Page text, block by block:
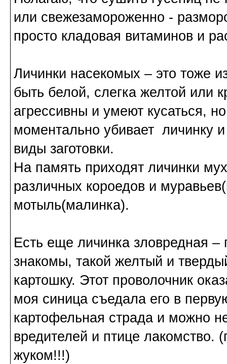
или свежезамороженно -
просто кладовая витаминов и
Личинки насекомых – это тоже
быть белой, слегка желтой или
агрессивны и умеют кусаться,
моментально убивает личинку
виды заготовки.
На память приходят личинки
различных короедов и
мотыль(малинка).
Есть еще личинка зловредная
знакомы, такой желтый и
картошку. Этот проволочник
моя синица съедала его в
картофельная страда и можно
вредителей и птице лакомство.
жуком!!!)